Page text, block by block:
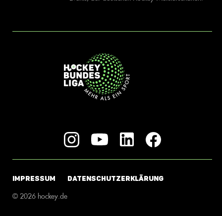
IMPRESSUM DATENSCHUTZERKLÄRUNG
© 2026 hockey.de